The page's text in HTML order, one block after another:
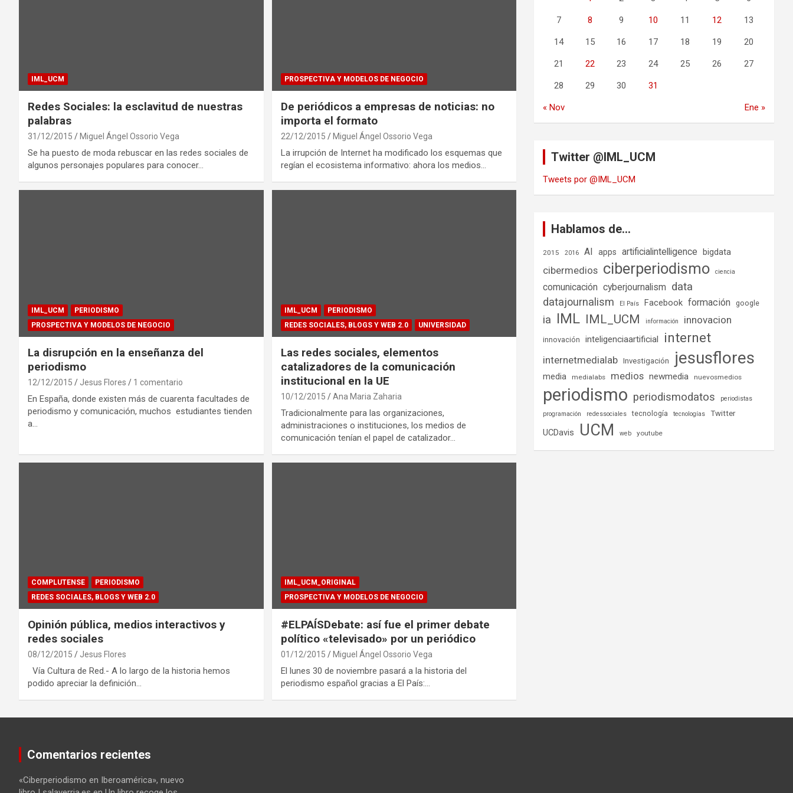
IML_UCM
Redes Sociales: la esclavitud de nuestras
palabras
31/12/2015 Miguel Ángel Ossorio Vega
Se ha puesto de moda rebuscar en las redes sociales de
algunos personajes populares para conocer…
PROSPECTIVA Y MODELOS DE NEGOCIO
De periódicos a empresas de noticias: no
importa el formato
22/12/2015 Miguel Ángel Ossorio Vega
La irrupción de Internet ha modificado los esquemas que
regían el ecosistema informativo: ahora los medios…
IML_UCM
PERIODISMO
PROSPECTIVA Y MODELOS DE NEGOCIO
La disrupción en la enseñanza del
periodismo
12/12/2015 Jesus Flores 1 comentario
En España, donde existen más de cuarenta facultades de
periodismo y comunicación, muchos estudiantes tienden
a…
IML_UCM
PERIODISMO
REDES SOCIALES, BLOGS Y WEB 2.0
UNIVERSIDAD
Las redes sociales, elementos
catalizadores de la comunicación
institucional en la UE
10/12/2015 Ana Maria Zaharia
Tradicionalmente para las organizaciones,
administraciones o instituciones, los medios de
comunicación tenían el papel de catalizador…
COMPLUTENSE
PERIODISMO
REDES SOCIALES, BLOGS Y WEB 2.0
Opinión pública, medios interactivos y
redes sociales
08/12/2015 Jesus Flores
Vía Cultura de Red.- A lo largo de la historia hemos
podido apreciar la definición…
IML_UCM_ORIGINAL
PROSPECTIVA Y MODELOS DE NEGOCIO
#ELPAÍSDebate: así fue el primer debate
político «televisado» por un periódico
01/12/2015 Miguel Ángel Ossorio Vega
El lunes 30 de noviembre pasará a la historia del
periodismo español gracias a El País:…
7 8 9 10 11 12 13
14 15 16 17 18 19 20
21 22 23 24 25 26 27
28 29 30 31
« Nov Ene »
Twitter @IML_UCM
Tweets por @IML_UCM
Hablamos de…
2015 2016 AI apps artificialintelligence bigdata
cibermedios ciberperiodismo ciencia
comunicación cyberjournalism data
datajournalism El País Facebook formación google
ia IML IML_UCM información innovacion
innovación inteligenciaartificial internet
internetmedialab Investigación jesusflores
media medialabs medios newmedia nuevosmedios
periodismo periodismodatos
periodistas
programación
redessociales tecnología tecnologías Twitter
UCDavis UCM web youtube
Comentarios recientes
«Ciberperiodismo en Iberoamérica», nuevo